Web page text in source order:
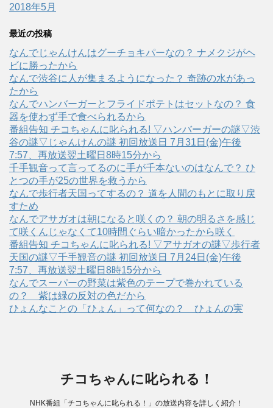
2018年5月
最近の投稿
なんでじゃんけんはグーチョキパーなの？ ナメクジがヘ
ビに勝ったから
なんで渋谷に人が集まるようになった？ 奇跡の水があっ
たから
なんでハンバーガーとフライドポテトはセットなの？ 食
器を使わず手で食べられるから
番組告知 チコちゃんに叱られる! ▽ハンバーガーの謎▽渋
谷の謎▽じゃんけんの謎 初回放送日 7月31日(金)午後
7:57、再放送翌土曜日8時15分から
千手観音って言ってるのに手が千本ないのはなんで？ ひ
とつの手が25の世界を救うから
なんで歩行者天国ってするの？ 道を人間のもとに取り戻
すため
なんでアサガオは朝になると咲くの？ 朝の明るさを感じ
て咲くんじゃなくて10時間ぐらい暗かったから咲く
番組告知 チコちゃんに叱られる! ▽アサガオの謎▽歩行者
天国の謎▽千手観音の謎 初回放送日 7月24日(金)午後
7:57、再放送翌土曜日8時15分から
なんでスーパーの野菜は紫色のテープで巻かれている
の？ 紫は緑の反対の色だから
ひょんなことの「ひょん」って何なの？ ひょんの実
チコちゃんに叱られる！
NHK番組「チコちゃんに叱られる！」の放送内容を詳しく紹介！